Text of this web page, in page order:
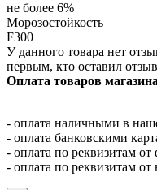
не более 6%
Морозостойкость
F300
У данного товара нет
первым, кто оставил
Оплата товаров
- оплата наличными в
- оплата банковскими
- оплата по реквизитам
- оплата по реквизитам